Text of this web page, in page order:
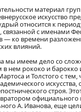
материал
искусство
относится к
с именами
ко времени
влияний.
мы имеем дело со
в нем рококо и
и Толстого с тем,
строя.
официального
А. Иванова, еще